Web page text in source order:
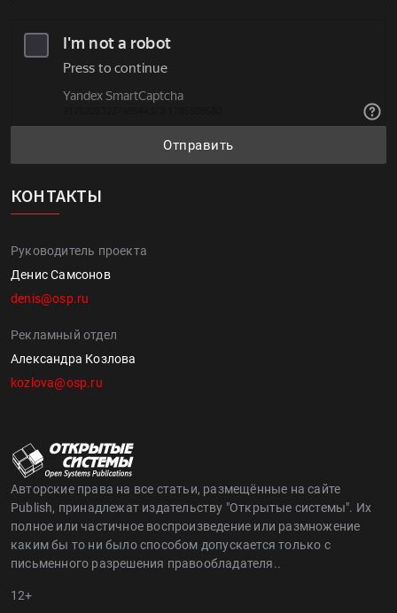
Отправить
КОНТАКТЫ
Руководитель проекта
Денис Самсонов
denis@osp.ru
Рекламный отдел
Александра Козлова
kozlova@osp.ru
Авторские права на все статьи, размещённые на сайте
Publish, принадлежат издательству "Открытые системы". Их
полное или частичное воспроизведение или размножение
каким бы то ни было способом допускается только с
письменного разрешения правообладателя..
12+